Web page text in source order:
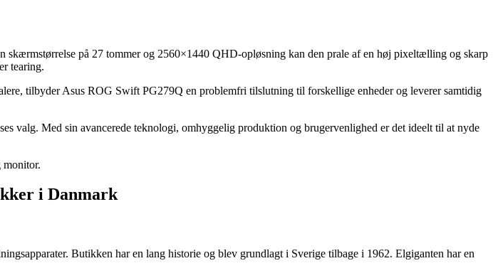
på 27 tommer og 2560×1440 QHD-opløsning kan den prale af en høj pixeltælling og skarp
tearing.
tilbyder Asus ROG Swift PG279Q en problemfri tilslutning til forskellige enheder og leverer samtidig
valg. Med sin avancerede teknologi, omhyggelig produktion og brugervenlighed er det ideelt til at nyde
i Danmark
Butikken har en lang historie og blev grundlagt i Sverige tilbage i 1962. Elgiganten har en